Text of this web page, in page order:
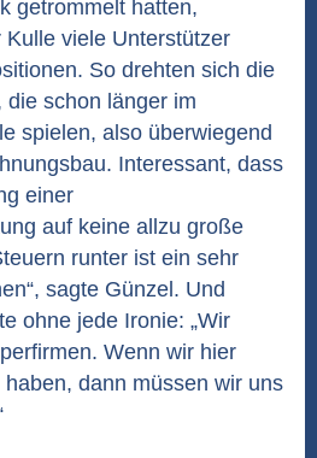
getrommelt hatten,
viele Unterstützer
So drehten sich die
die schon länger im
spielen, also überwiegend
Interessant, dass
einer
auf keine allzu große
runter ist ein sehr
sagte Günzel. Und
ohne jede Ironie: „Wir
Wenn wir hier
dann müssen wir uns